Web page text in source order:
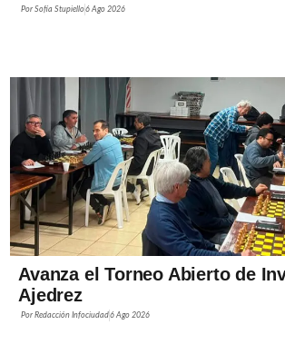
PorSofía Stupiello6 Ago 2026
Avanza el Torneo Abierto de
Ajedrez
PorRedacción Infociudad6 Ago 2026